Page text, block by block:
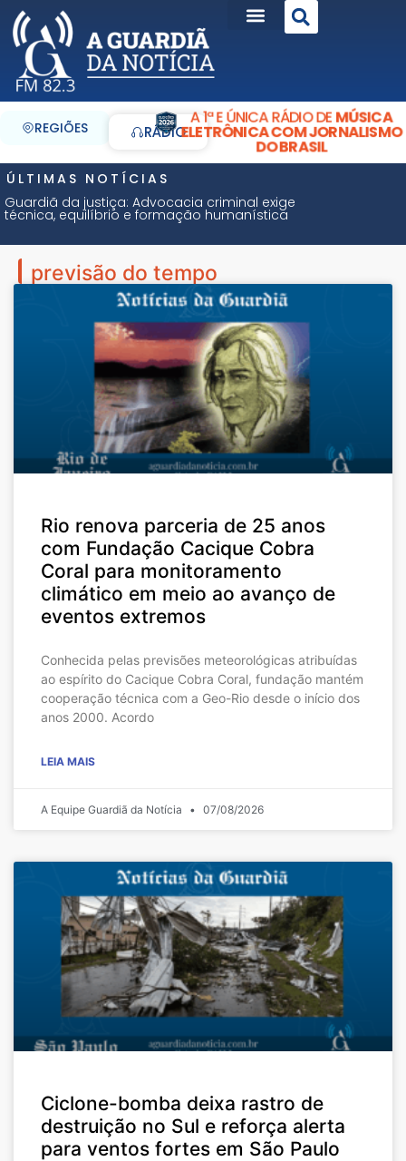
REGIÕES RÁDIO
A 1ª E ÚNICA RÁDIO DE MÚSICA
ELETRÔNICA COM JORNALISMO
DO BRASIL
ÚLTIMAS NOTÍCIAS
Guardiã da justiça: Advocacia criminal exige
técnica, equilíbrio e formação humanística
previsão do tempo
Rio renova parceria de 25 anos
com Fundação Cacique Cobra
Coral para monitoramento
climático em meio ao avanço de
eventos extremos
Conhecida pelas previsões meteorológicas atribuídas
ao espírito do Cacique Cobra Coral, fundação mantém
cooperação técnica com a Geo-Rio desde o início dos
anos 2000. Acordo
LEIA MAIS
A Equipe Guardiã da Notícia 07/08/2026
Ciclone-bomba deixa rastro de
destruição no Sul e reforça alerta
para ventos fortes em São Paulo